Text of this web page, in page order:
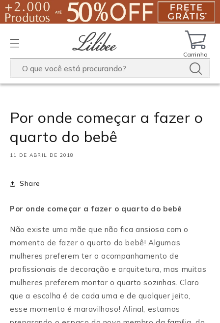
Pular
para o
conteúdo
Carrinho
Por onde começar a fazer o
quarto do bebê
11 DE ABRIL DE 2018
Share
Por onde começar a fazer o quarto do bebê
Não existe uma mãe que não fica ansiosa com o
momento de fazer o quarto do bebê! Algumas
mulheres preferem ter o acompanhamento de
profissionais de decoração e arquitetura, mas muitas
mulheres preferem montar o quarto sozinhas. Claro
que a escolha é de cada uma e de qualquer jeito,
esse momento é maravilhoso! Afinal, estamos